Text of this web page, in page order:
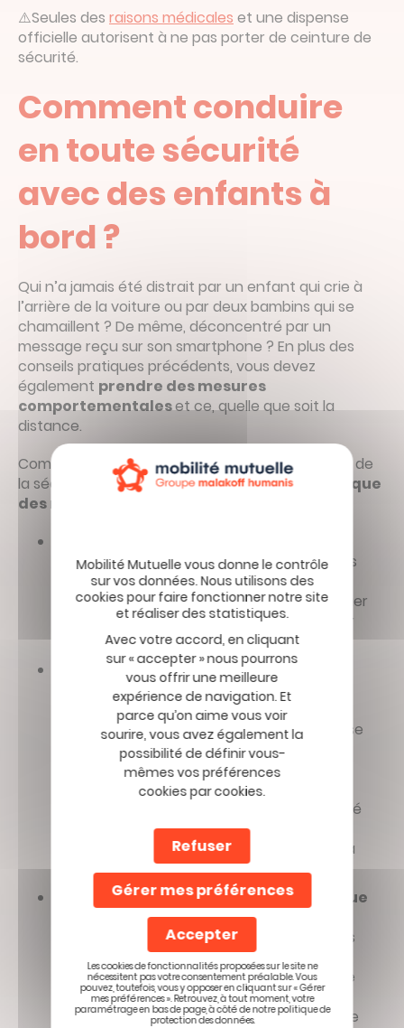
⚠️Seules des raisons médicales et une dispense
officielle autorisent à ne pas porter de ceinture de
sécurité.
Comment conduire
en toute sécurité
avec des enfants à
bord ?
Qui n’a jamais été distrait par un enfant qui crie à
l’arrière de la voiture ou par deux bambins qui se
chamaillent ? De même, déconcentré par un
message reçu sur son smartphone ? En plus des
conseils pratiques précédents, vous devez
également prendre des mesures
comportementaleset ce, quelle que soit la
distance.
Comme l’explique régulièrement les spécialistes de
la sécurité routière,chaque trajet comporte que
des risques.
votre enfant à l’école ?N’en négligez pas
pour autant sa sécurité dans le véhicule.
Prenez le temps de bien l’attacher de vérifier
que c’est bien le cas avant de vous asseoir
au volant.
Concentrez-vous: l’observatoire de la
sécurité routière, qui met au jour tous les
risques des différents modes de mobilité,
pointe aussi un élément auquel on ne pense
pas forcément, l’errance mentale sur la
route. Autrement dit quand nos pensées
nous éloignent de la conduite, à tel point
que l’on oublie par quel endroit on est passé
par exemple. Si le bébé dort à l’arrière du
véhicule ou si les enfants sont calmes, cela
peut aussi arriver.
Éloignez votre smartphone de votre vue
ne prenez pas votre téléphone pour
répondre à un message. Privilégiez toujours
le système Bluetooth réglementaire s’il est
présent dans votre véhicule pour répondre
aux appels et seulement pour les
conversations courtes. Si vous utilisez votre
Avec votre accord, en cliquant
sur « accepter » nous pourrons
vous offrir une meilleure
expérience de navigation. Et
parce qu’on aime vous voir
sourire, vous avez également la
possibilité de définir vous-
mêmes vos préférences
cookies par cookies.
Refuser
Gérer mes préférences
Accepter
Les cookies de fonctionnalités proposées sur le site ne
nécessitent pas votre consentement préalable. Vous
pouvez, toutefois, vous y opposer en cliquant sur « Gérer
mes préférences ». Retrouvez, à tout moment, votre
paramétrage en bas de page, à côté de notre politique de
protection des données.